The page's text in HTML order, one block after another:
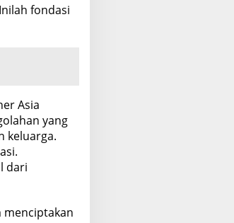
fondasi
Asia
yang
keluarga.
dari
menciptakan